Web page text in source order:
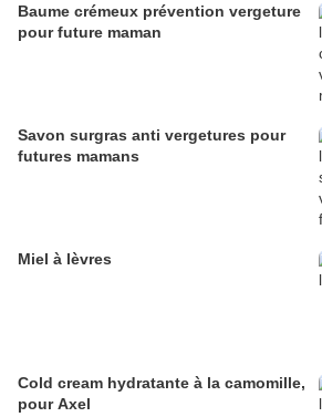
Baume crémeux prévention vergeture
pour future maman
Savon surgras anti vergetures pour
futures mamans
Miel à lèvres
Cold cream hydratante à la camomille,
pour Axel